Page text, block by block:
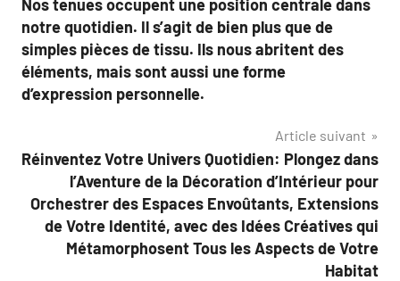
de
l’article
Nos tenues occupent une position centrale dans
notre quotidien. Il s’agit de bien plus que de
simples pièces de tissu. Ils nous abritent des
éléments, mais sont aussi une forme
d’expression personnelle.
Article suivant
Réinventez Votre Univers Quotidien: Plongez dans
l’Aventure de la Décoration d’Intérieur pour
Orchestrer des Espaces Envoûtants, Extensions
de Votre Identité, avec des Idées Créatives qui
Métamorphosent Tous les Aspects de Votre
Habitat